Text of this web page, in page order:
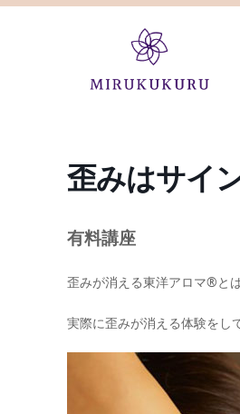
歪みはサイ
有料講座
歪みが消える東洋アロマ®と
実際に歪みが消える体験をし